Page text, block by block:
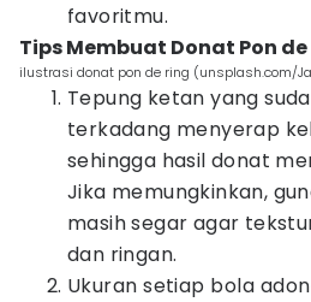
favoritmu.
Tips Membuat Donat Pon de
ilustrasi donat pon de ring (unsplash.com/
Tepung ketan yang
terkadang menyerap
sehingga hasil donat
Jika memungkinkan,
masih segar agar
dan ringan.
Ukuran setiap bola